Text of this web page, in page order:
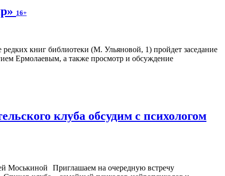
16+
редких книг библиотеки (М. Ульяновой, 1) пройдет заседание
Ермолаевым, а также просмотр и обсуждение
клуба обсудим с психологом
Приглашаем на очередную встречу